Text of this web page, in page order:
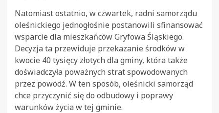
Natomiast ostatnio, w czwartek, radni samorządu
oleśnickiego jednogłośnie postanowili sfinansować
wsparcie dla mieszkańców Gryfowa Śląskiego.
Decyzja ta przewiduje przekazanie środków w
kwocie 40 tysięcy złotych dla gminy, która także
doświadczyła poważnych strat spowodowanych
przez powódź. W ten sposób, oleśnicki samorząd
chce przyczynić się do odbudowy i poprawy
warunków życia w tej gminie.